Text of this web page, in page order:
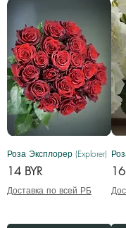
Роза Эксплорер (Explorer)
Цена
14 BYR
Доставка по всей РБ